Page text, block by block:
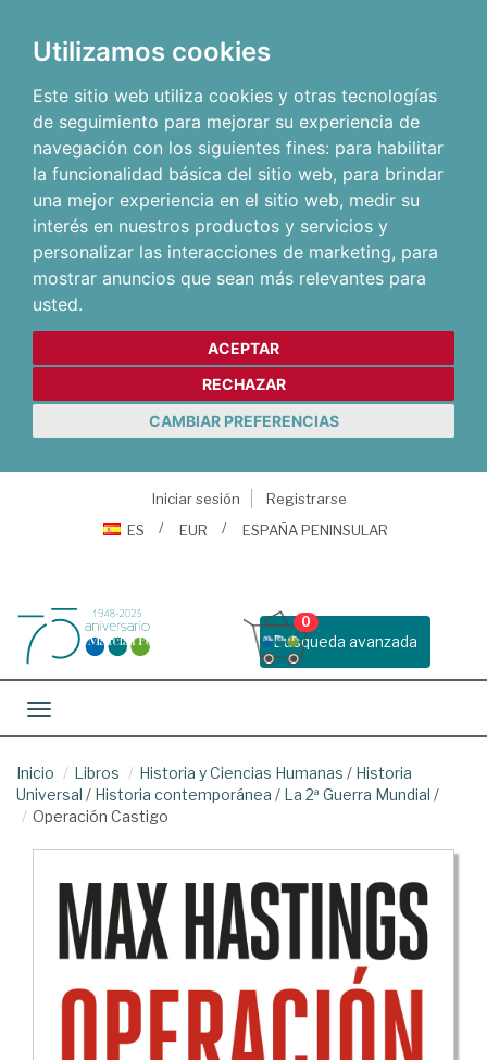
Utilizamos cookies
Este sitio web utiliza cookies y otras tecnologías
de seguimiento para mejorar su experiencia de
navegación con los siguientes fines: para habilitar
la funcionalidad básica del sitio web, para brindar
una mejor experiencia en el sitio web, medir su
interés en nuestros productos y servicios y
personalizar las interacciones de marketing, para
mostrar anuncios que sean más relevantes para
usted.
ACEPTAR
RECHAZAR
CAMBIAR PREFERENCIAS
Iniciar sesión
Registrarse
ES
EUR ESPAÑA PENINSULAR
Busqueda avanzada
0
Toggle navigation
Inicio Libros Historia y Ciencias Humanas / Historia
Universal / Historia contemporánea / La 2ª Guerra Mundial /
Operación Castigo